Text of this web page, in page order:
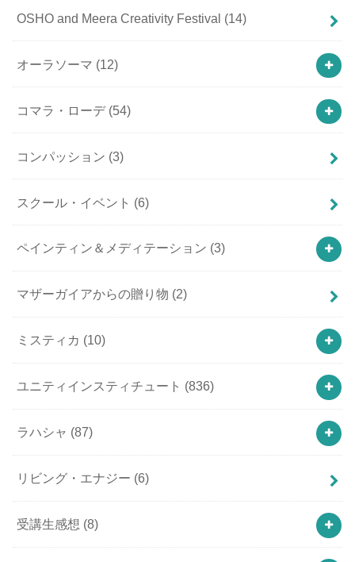
OSHO and Meera Creativity Festival (14)
オーラソーマ (12)
コマラ・ローデ (54)
コンパッション (3)
スクール・イベント (6)
ペインティン＆メディテーション (3)
マザーガイアからの贈り物 (2)
ミスティカ (10)
ユニティインスティチュート (836)
ラハシャ (87)
リビング・エナジー (6)
受講生感想 (8)